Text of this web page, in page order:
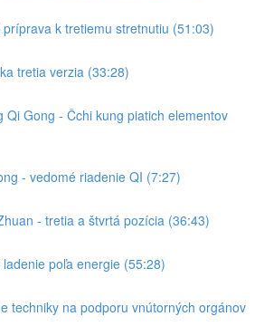
príprava k tretiemu stretnutiu (51:03)
tretia verzia (33:28)
Qi Gong - Čchi kung piatich elementov
- vedomé riadenie QI (7:27)
- tretia a štvrtá pozícia (36:43)
poľa energie (55:28)
techniky na podporu vnútorných orgánov